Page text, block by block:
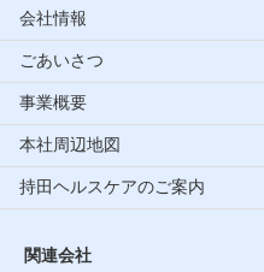
会社情報
ごあいさつ
事業概要
本社周辺地図
持田ヘルスケアのご案内
関連会社